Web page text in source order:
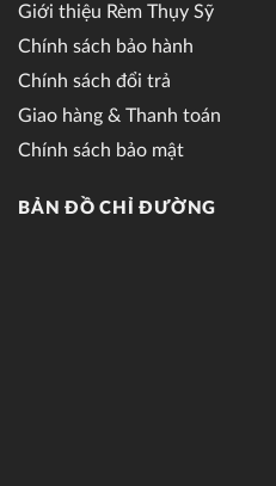
Giới thiệu Rèm Thụy Sỹ
Chính sách bảo hành
Chính sách đổi trả
Giao hàng & Thanh toán
Chính sách bảo mật
BẢN ĐỒ CHỈ ĐƯỜNG